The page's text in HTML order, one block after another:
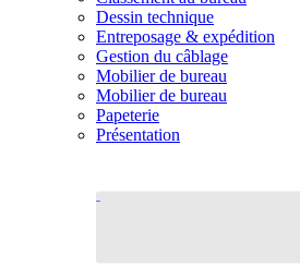
Dessin technique
Entreposage & expédition
Gestion du câblage
Mobilier de bureau
Mobilier de bureau
Papeterie
Présentation